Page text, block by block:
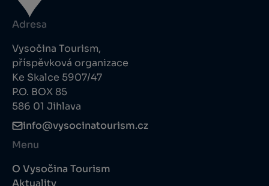
Adresa
Vysočina Tourism,
příspěvková organizace
Ke Skalce 5907/47
P.O. BOX 85
586 01 Jihlava
info@vysocinatourism.cz
Menu
O Vysočina Tourism
Aktuality